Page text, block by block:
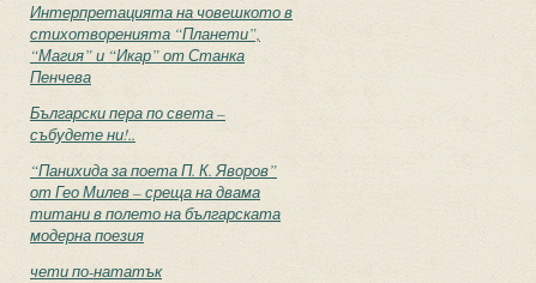
Интерпретацията на човешкото в
стихотворенията “Планети”,
“Магия” и “Икар” от Станка
Пенчева
Български пера по света –
събудете ни!..
“Панихида за поета П. К. Яворов”
от Гео Милев – среща на двама
титани в полето на българската
модерна поезия
чети по-нататък